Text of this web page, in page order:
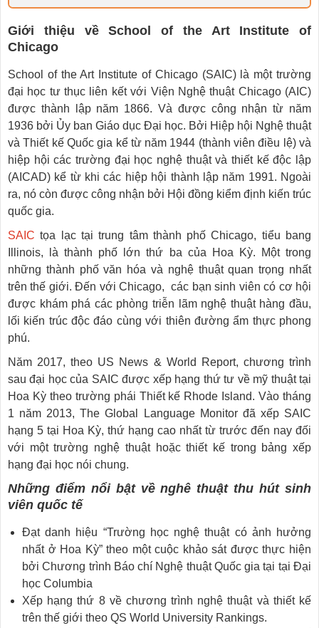
Giới thiệu về School of the Art Institute of
Chicago
School of the Art Institute of Chicago (SAIC) là một trường
đại học tư thục liên kết với Viện Nghệ thuật Chicago (AIC)
được thành lập năm 1866. Và được công nhận từ năm
1936 bởi Ủy ban Giáo dục Đại học. Bởi Hiệp hội Nghệ thuật
và Thiết kế Quốc gia kể từ năm 1944 (thành viên điều lệ) và
hiệp hội các trường đại học nghệ thuật và thiết kế độc lập
(AICAD) kể từ khi các hiệp hội thành lập năm 1991. Ngoài
ra, nó còn được công nhận bởi Hội đồng kiểm định kiến ​​trúc
quốc gia.
SAIC tọa lạc tại trung tâm thành phố Chicago, tiểu bang
Illinois, là thành phố lớn thứ ba của Hoa Kỳ. Một trong
những thành phố văn hóa và nghệ thuật quan trọng nhất
trên thế giới. Đến với Chicago, các bạn sinh viên có cơ hội
được khám phá các phòng triễn lãm nghệ thuật hàng đầu,
lối kiến trúc độc đáo cùng với thiên đường ẩm thực phong
phú.
Năm 2017, theo US News & World Report, chương trình
sau đại học của SAIC được xếp hạng thứ tư về mỹ thuật tại
Hoa Kỳ theo trường phái Thiết kế Rhode Island. Vào tháng
1 năm 2013, The Global Language Monitor đã xếp SAIC
hạng 5 tại Hoa Kỳ, thứ hạng cao nhất từ ​​trước đến nay đối
với một trường nghệ thuật hoặc thiết kế trong bảng xếp
hạng đại học nói chung.
Những điểm nổi bật về nghê thuật thu hút sinh
viên quốc tế
Đạt danh hiệu “Trường học nghệ thuật có ảnh hưởng
nhất ở Hoa Kỳ” theo một cuộc khảo sát được thực hiện
bởi Chương trình Báo chí Nghệ thuật Quốc gia tại tại Đại
học Columbia
Xếp hạng thứ 8 về chương trình nghệ thuật và thiết kế
trên thế giới theo QS World University Rankings.